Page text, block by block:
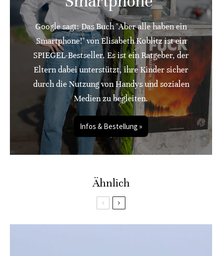
Google sagt: Das Buch "Aber alle haben ein
Smartphone!" von Elisabeth Koblitz ist ein
SPIEGEL-Bestseller. Es ist ein Ratgeber, der
Eltern dabei unterstützt, ihre Kinder sicher
durch die Nutzung von Handys und sozialen
Medien zu begleiten.
Infos & Bestellung »
Ähnlich